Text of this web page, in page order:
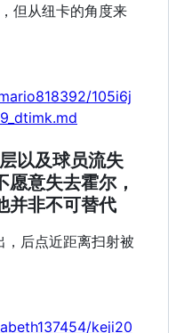
但从纽卡的角度来
105i6j
以及球员流失
意失去霍尔，
并非不可替代
后点近距离扫射被
keji20